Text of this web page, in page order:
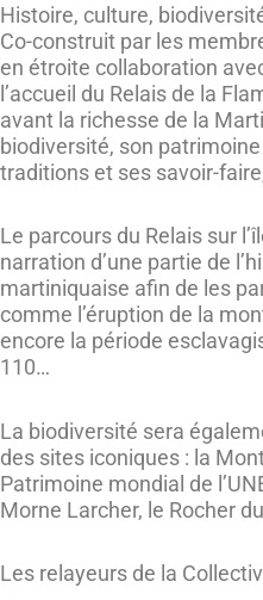
Histoire, culture,
Co-construit par les
en étroite collaboration
l’accueil du Relais de la
avant la richesse de la
biodiversité, son
traditions et ses savoir-
Le parcours du Relais sur
narration d’une partie de
martiniquaise afin de les
comme l’éruption de la
encore la période
110…
La biodiversité sera
des sites iconiques : la
Patrimoine mondial de
Morne Larcher, le Rocher
Les relayeurs de la